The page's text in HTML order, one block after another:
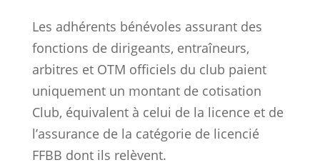
Les adhérents bénévoles assurant des
fonctions de dirigeants, entraîneurs,
arbitres et OTM officiels du club paient
uniquement un montant de cotisation
Club, équivalent à celui de la licence et de
l’assurance de la catégorie de licencié
FFBB dont ils relèvent.